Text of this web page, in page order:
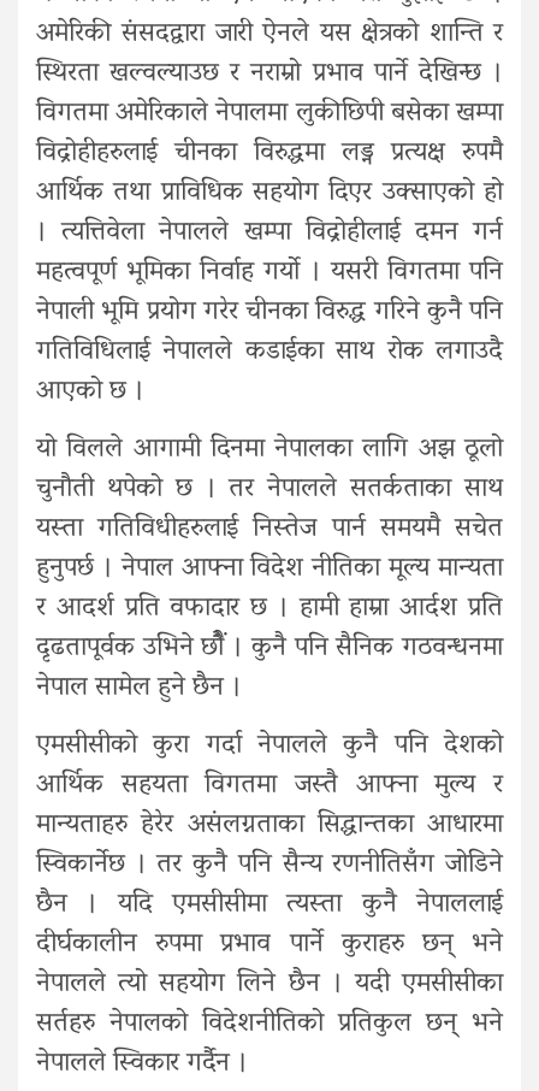
अमेरिकी संसदद्वारा जारी ऐनले यस क्षेत्रको शान्ति र
स्थिरता खल्वल्याउछ र नराम्रो प्रभाव पार्ने देखिन्छ ।
विगतमा अमेरिकाले नेपालमा लुकीछिपी बसेका खम्पा
विद्रोहीहरुलाई चीनका विरुद्धमा लड्न प्रत्यक्ष रुपमै
आर्थिक तथा प्राविधिक सहयोग दिएर उक्साएको हो
। त्यत्तिवेला नेपालले खम्पा विद्रोहीलाई दमन गर्न
महत्वपूर्ण भूमिका निर्वाह गर्यो । यसरी विगतमा पनि
नेपाली भूमि प्रयोग गरेर चीनका विरुद्ध गरिने कुनै पनि
गतिविधिलाई नेपालले कडाईका साथ रोक लगाउदै
आएको छ ।
यो विलले आगामी दिनमा नेपालका लागि अझ ठूलो
चुनौती थपेको छ । तर नेपालले सतर्कताका साथ
यस्ता गतिविधीहरुलाई निस्तेज पार्न समयमै सचेत
हुनुपर्छ । नेपाल आफ्ना विदेश नीतिका मूल्य मान्यता
र आदर्श प्रति वफादार छ । हामी हाम्रा आर्दश प्रति
दृढतापूर्वक उभिने छौैं । कुनै पनि सैनिक गठवन्धनमा
नेपाल सामेल हुने छैन ।
एमसीसीको कुरा गर्दा नेपालले कुनै पनि देशको
आर्थिक सहयता विगतमा जस्तै आफ्ना मुल्य र
मान्यताहरु हेरेर असंलग्नताका सिद्धान्तका आधारमा
स्विकार्नेछ । तर कुनै पनि सैन्य रणनीतिसँग जोडिने
छैन । यदि एमसीसीमा त्यस्ता कुनै नेपाललाई
दीर्घकालीन रुपमा प्रभाव पार्ने कुराहरु छन् भने
नेपालले त्यो सहयोग लिने छैन । यदी एमसीसीका
सर्तहरु नेपालको विदेशनीतिको प्रतिकुल छन् भने
नेपालले स्विकार गर्दैन ।